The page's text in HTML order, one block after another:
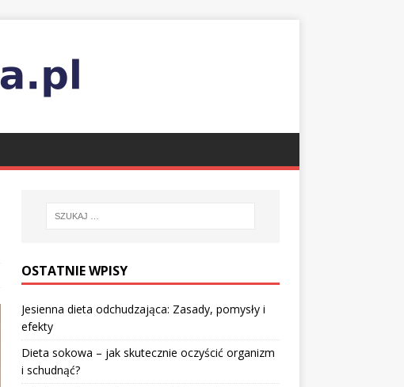
OSTATNIE WPISY
Jesienna dieta odchudzająca: Zasady, pomysły i
efekty
Dieta sokowa – jak skutecznie oczyścić organizm
i schudnąć?